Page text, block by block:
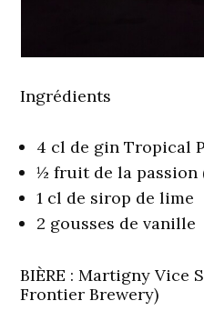
Ingrédients
4 cl de gin Tropical
½ fruit de la passion
1 cl de sirop de lime
2 gousses de vanille
BIÈRE : Martigny Vice
Frontier Brewery)